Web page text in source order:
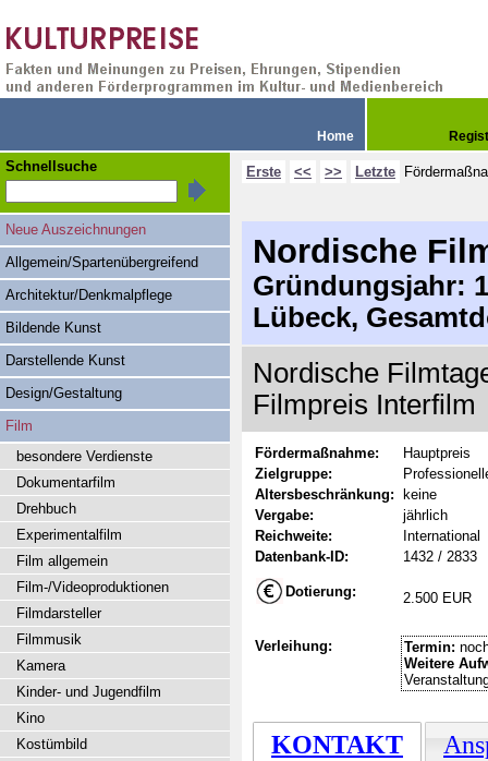
Home
Erste << >> Letzte
Nordische
Gründungsjahr:
Lübeck,
Nordische
Filmpreis Interfilm
Fördermaßnahme:
Hauptpreis
Zielgruppe:
Altersbeschränkung:
keine
Vergabe:
jährlich
Reichweite:
International
Datenbank-ID:
1432 / 2833
Dotierung: 2.500 EUR
Verleihung: Termin:
Weitere
KONTAKT
Schnellsuche
Neue Auszeichnungen
Allgemein/Spartenübergreifend
Architektur/Denkmalpflege
Bildende Kunst
Darstellende Kunst
Design/Gestaltung
Film
besondere Verdienste
Dokumentarfilm
Drehbuch
Experimentalfilm
Film allgemein
Film-/Videoproduktionen
Filmdarsteller
Filmmusik
Kamera
Kinder- und Jugendfilm
Kino
Kostümbild